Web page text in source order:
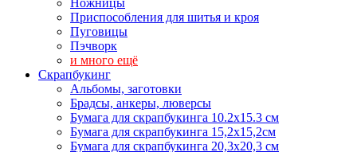
Ножницы
Приспособления для шитья и кроя
Пуговицы
Пэчворк
и много ещё
Скрапбукинг
Альбомы, заготовки
Брадсы, анкеры, люверсы
Бумага для скрапбукинга 10.2х15.3 см
Бумага для скрапбукинга 15,2х15,2см
Бумага для скрапбукинга 20,3х20,3 см